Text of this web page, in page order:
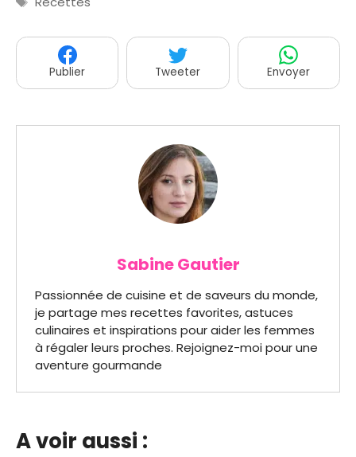
Publier Tweeter Envoyer
Sabine Gautier
Passionnée de cuisine et de saveurs du monde,
je partage mes recettes favorites, astuces
culinaires et inspirations pour aider les femmes
à régaler leurs proches. Rejoignez-moi pour une
aventure gourmande
A voir aussi :